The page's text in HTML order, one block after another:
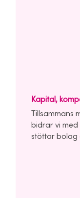
Kapital,
Tillsammans
bidrar vi med
stöttar bolag